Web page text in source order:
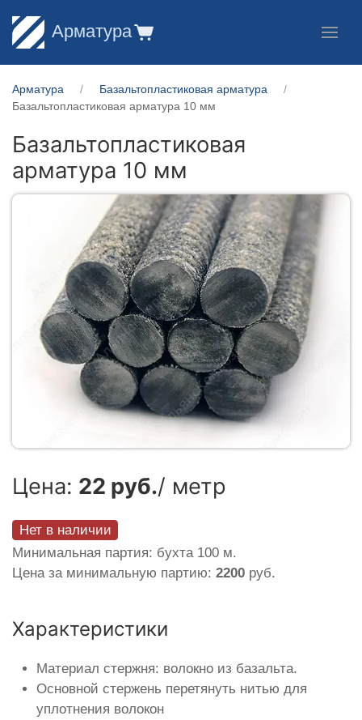
Арматура
Арматура
Базальтопластиковая арматура
Базальтопластиковая арматура 10 мм
Базальтопластиковая
арматура 10 мм
Цена: 22 руб./ метр
Нет в наличии
Минимальная партия: бухта 100 м.
Цена за минимальную партию: 2200 руб.
Характеристики
Материал стержня: волокно из базальта.
Основной стержень перетянуть нитью для
уплотнения волокон